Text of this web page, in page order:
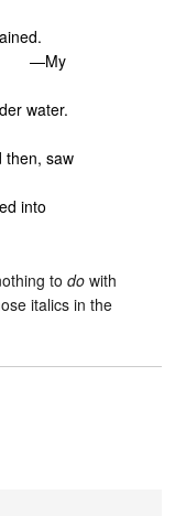
water.
saw
into
todo with
italics in the